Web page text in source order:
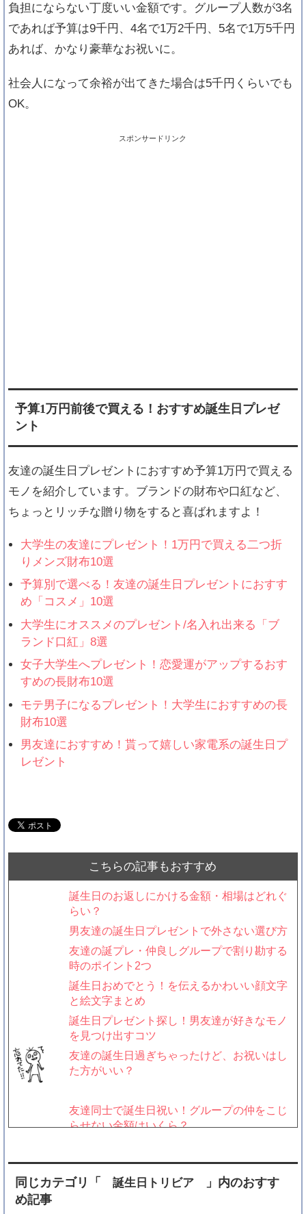
負担にならない丁度いい金額です。グループ人数が3名
であれば予算は9千円、4名で1万2千円、5名で1万5千円
あれば、かなり豪華なお祝いに。
社会人になって余裕が出てきた場合は5千円くらいでも
OK。
スポンサードリンク
予算1万円前後で買える！おすすめ誕生日プレゼ
ント
友達の誕生日プレゼントにおすすめ予算1万円で買える
モノを紹介しています。ブランドの財布や口紅など、
ちょっとリッチな贈り物をすると喜ばれますよ！
大学生の友達にプレゼント！1万円で買える二つ折
りメンズ財布10選
予算別で選べる！友達の誕生日プレゼントにおすす
め「コスメ」10選
大学生にオススメのプレゼント/名入れ出来る「ブ
ランド口紅」8選
女子大学生へプレゼント！恋愛運がアップするおす
すめの長財布10選
モテ男子になるプレゼント！大学生におすすめの長
財布10選
男友達におすすめ！貰って嬉しい家電系の誕生日プ
レゼント
こちらの記事もおすすめ
誕生日のお返しにかける金額・相場はどれぐ
らい？
男友達の誕生日プレゼントで外さない選び方
友達の誕プレ・仲良しグループで割り勘する
時のポイント2つ
誕生日おめでとう！を伝えるかわいい顔文字
と絵文字まとめ
誕生日プレゼント探し！男友達が好きなモノ
を見つけ出すコツ
友達の誕生日過ぎちゃったけど、お祝いはし
た方がいい？
友達同士で誕生日祝い！グループの仲をこじ
らせない金額はいくら？
均相場を比較
「もうやめたい！」友達の誕生日プレゼント
同じカテゴリ「 誕生日トリビア
」内のおすす
め記事